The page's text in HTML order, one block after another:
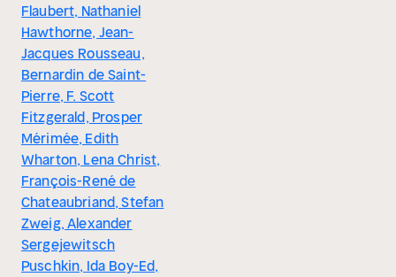
Flaubert, Nathaniel
Hawthorne, Jean-
Jacques Rousseau,
Bernardin de Saint-
Pierre, F. Scott
Fitzgerald, Prosper
Mérimée, Edith
Wharton, Lena Christ,
François-René de
Chateaubriand, Stefan
Zweig, Alexander
Sergejewitsch
Puschkin, Ida Boy-Ed,